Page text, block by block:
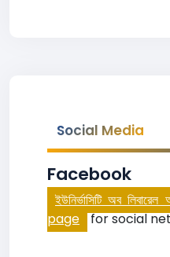
Social Media
Facebook
ইউনির্ভাসিটি অব
page for social